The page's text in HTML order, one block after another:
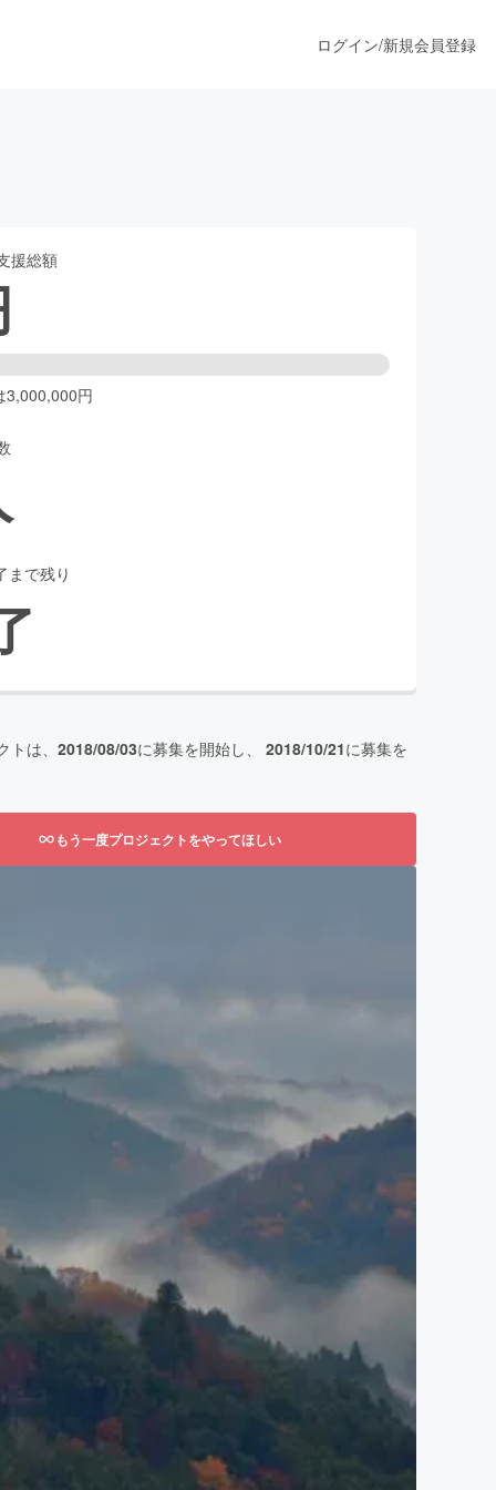
ログイン/新規会員登録
援総額
3,000,000円
まで残り
は、 2018/08/03に募集を開始し、 2018/10/21に募集を
もう一度プロジェクトをやってほしい